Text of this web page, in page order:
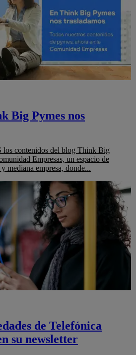
Big Pymes nos
los contenidos del blog Think Big
Empresas, un espacio de
mediana empresa, donde...
de Telefónica
su newsletter